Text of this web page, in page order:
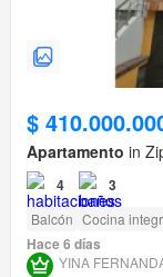
$
Apartamento in
4 3
Balcón Cocina
Hace 6 días
YINA